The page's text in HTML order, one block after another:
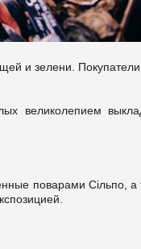
и зелени.
великолепием
поварами Сільпо, а